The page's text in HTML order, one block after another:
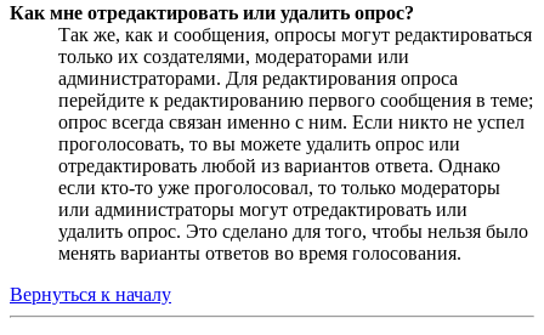
Как мне отредактировать или удалить опрос?
Так же, как и сообщения, опросы могут редактироваться
только их создателями, модераторами или
администраторами. Для редактирования опроса
перейдите к редактированию первого сообщения в теме;
опрос всегда связан именно с ним. Если никто не успел
проголосовать, то вы можете удалить опрос или
отредактировать любой из вариантов ответа. Однако
если кто-то уже проголосовал, то только модераторы
или администраторы могут отредактировать или
удалить опрос. Это сделано для того, чтобы нельзя было
менять варианты ответов во время голосования.
Вернуться к началу